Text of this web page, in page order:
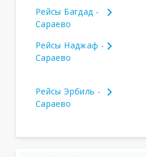
Рейсы Багдад -
Сараево
Рейсы Наджаф -
Сараево
Рейсы Эрбиль -
Сараево